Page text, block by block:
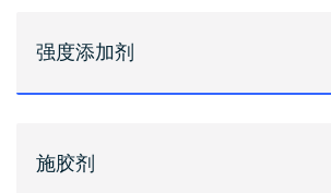
强度添加剂
施胶剂